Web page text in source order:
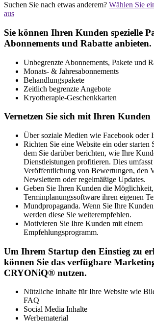
Suchen Sie nach etwas anderem? Wählen Sie
aus
Sie können Ihren Kunden spezielle
Abonnements und Rabatte anbieten.
Unbegrenzte Abonnements, Pakete und
Monats- & Jahresabonnements
Behandlungspakete
Zeitlich begrenzte Angebote
Kryotherapie-Geschenkkarten
Vernetzen Sie sich mit Ihren Kunden
Über soziale Medien wie Facebook oder
Richten Sie eine Website ein oder starten
dem Sie darüber berichten, wie Ihre
Dienstleistungen profitieren. Dies umfasst
Veröffentlichung von Bewertungen, den
Newslettern oder regelmäßige Updates.
Geben Sie Ihren Kunden die
Terminplanungssoftware ihren eigenen
Mundpropaganda. Wenn Sie Ihre
werden diese Sie weiterempfehlen.
Motivieren Sie Ihre Kunden mit einem
Empfehlungsprogramm.
Um Ihrem Startup den Einstieg zu
können Sie das verfügbare
CRYONiQ® nutzen.
Nützliche Inhalte für Ihre Website wie
FAQ
Social Media Inhalte
Werbematerial